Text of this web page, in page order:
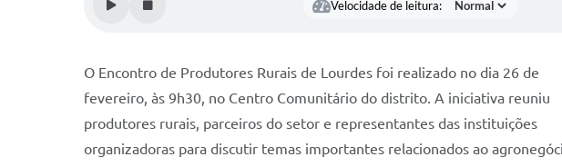
Velocidade de leitura:
O Encontro de Produtores Rurais de Lourdes foi realizado no dia 26 de
fevereiro, às 9h30, no Centro Comunitário do distrito. A iniciativa reuniu
produtores rurais, parceiros do setor e representantes das instituições
organizadoras para discutir temas importantes relacionados ao